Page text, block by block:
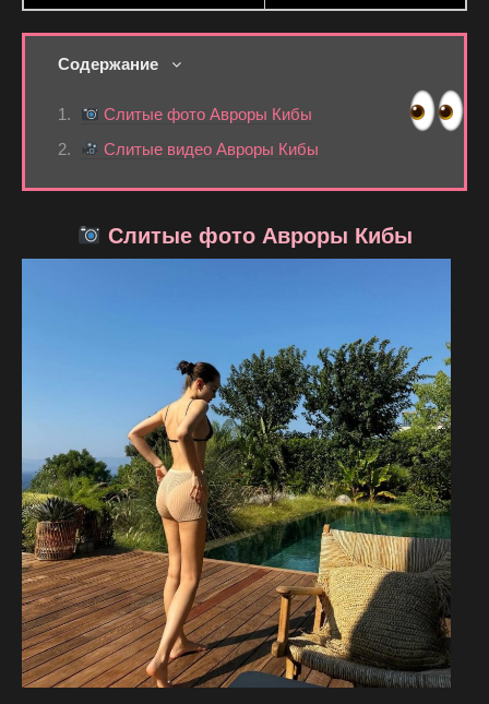
Содержание
Слитые фото Авроры Кибы
Слитые видео Авроры Кибы
Слитые фото Авроры Кибы